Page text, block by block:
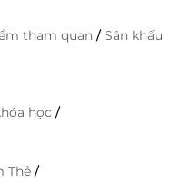
tham quan /Sân khấu
học /
Thẻ /